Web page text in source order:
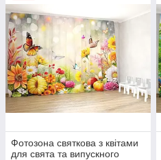
Фотозона святкова з квітами
для свята та випускного